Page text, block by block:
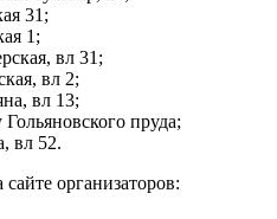
31;
1;
вл 31;
вл 2;
вл 13;
пруда;
вл 52.
организаторов: